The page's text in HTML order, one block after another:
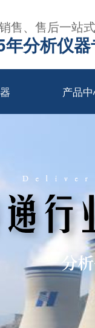
售、售后一站
分析仪
产品